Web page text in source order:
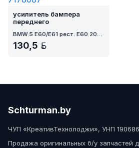
усилитель бампера
переднего
BMW 5 E60/E61 рест. E60 2007
130,5
Schturman.by
ЧУП «КреативТехнолоджи», УНП
Продажа оригинальных б/у запчастей